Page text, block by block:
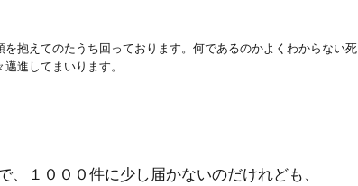
抱えてのたうち回っております。何であるのかよくわからない
進してまいります。
１０００件に少し届かないのだけれども、